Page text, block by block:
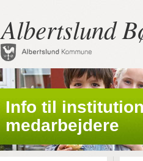
Albertslund
Info til
medarbejdere